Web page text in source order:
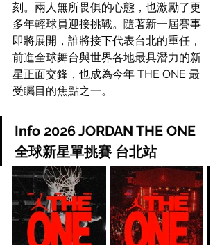
刻。兩人無所畏俱的心態，也激勵了更
多年輕球員迎接挑戰。隨著新一屆賽事
即將展開，誰將接下代表台北的重任，
前進全球舞台與世界各地最具潛力的新
星正面交鋒，也成為今年 THE ONE 最
受矚目的焦點之一。
Info 2026 JORDAN THE ONE
全球新星單挑賽 台北站